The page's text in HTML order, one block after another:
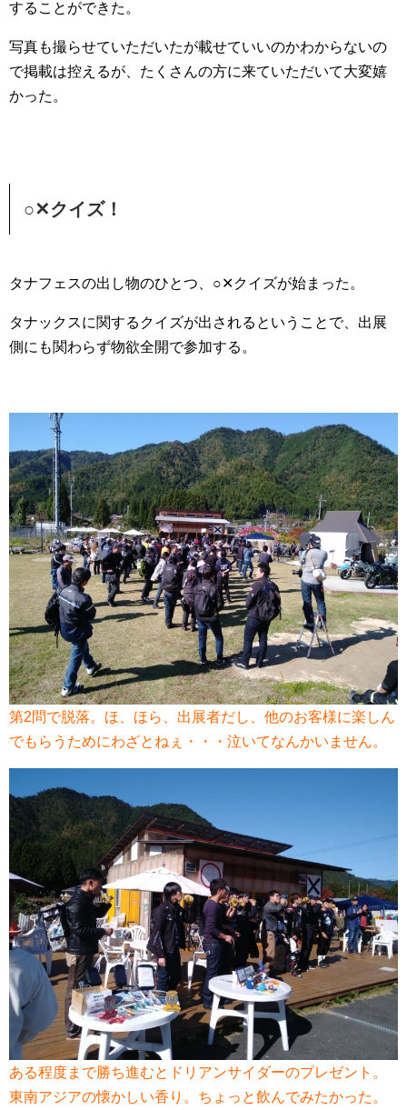
することができた。
写真も撮らせていただいたが載せていいのかわからないの
で掲載は控えるが、たくさんの方に来ていただいて大変嬉
かった。
○✕クイズ！
タナフェスの出し物のひとつ、○✕クイズが始まった。
タナックスに関するクイズが出されるということで、出展
側にも関わらず物欲全開で参加する。
第2問で脱落。ほ、ほら、出展者だし、他のお客様に楽しん
でもらうためにわざとねぇ・・・泣いてなんかいません。
ある程度まで勝ち進むとドリアンサイダーのプレゼント。
東南アジアの懐かしい香り。ちょっと飲んでみたかった。